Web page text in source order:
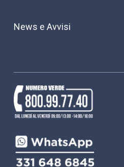
News e Avvisi